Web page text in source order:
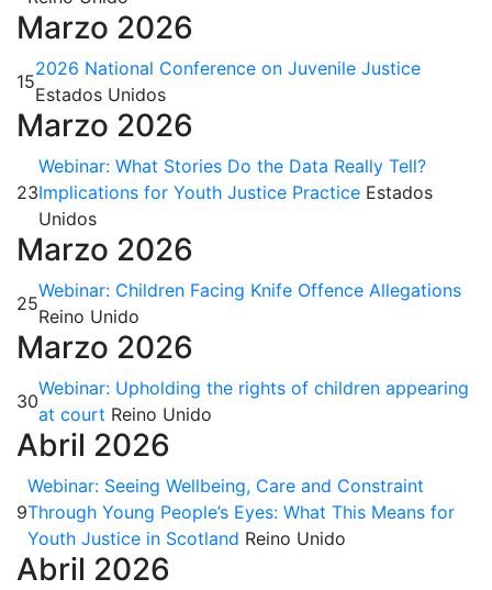
Marzo 2026
15
2026 National Conference on Juvenile Justice
Estados Unidos
Marzo 2026
23
Webinar: What Stories Do the Data Really Tell?
Implications for Youth Justice Practice Estados
Unidos
Marzo 2026
25
Webinar: Children Facing Knife Offence Allegations
Reino Unido
Marzo 2026
30
Webinar: Upholding the rights of children appearing
at court Reino Unido
Abril 2026
9
Webinar: Seeing Wellbeing, Care and Constraint
Through Young People’s Eyes: What This Means for
Youth Justice in Scotland Reino Unido
Abril 2026